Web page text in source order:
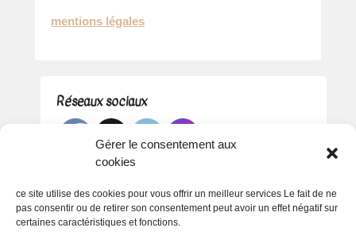
Gérer le consentement aux
cookies
ce site utilise des cookies pour vous offrir un meilleur services Le fait de ne
pas consentir ou de retirer son consentement peut avoir un effet négatif sur
certaines caractéristiques et fonctions.
mentions légales
Réseaux sociaux